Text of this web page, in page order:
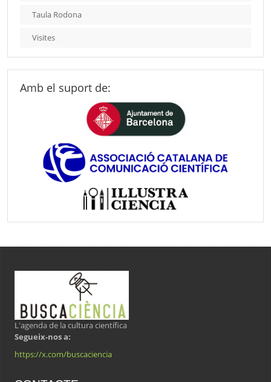
Taula Rodona
Visites
Amb el suport de:
L'agenda de la cultura científica
Segueix-nos a:
https://x.com/buscaciencia